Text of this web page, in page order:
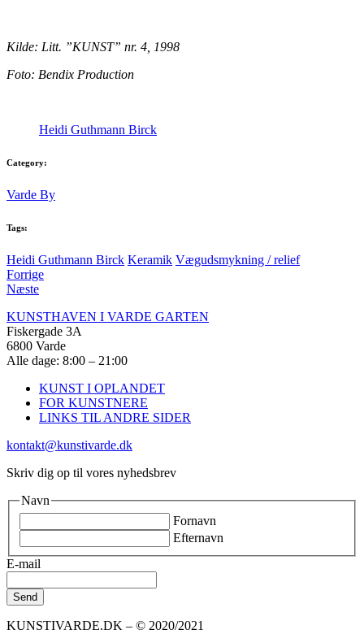
Kilde: Litt. ”KUNST” nr. 4, 1998
Foto: Bendix Production
Heidi Guthmann Birck
Category:
Varde By
Tags:
Heidi Guthmann Birck Keramik Vægudsmykning / relief
Forrige
Næste
KUNSTHAVEN I VARDE GARTEN
Fiskergade 3A
6800 Varde
Alle dage: 8:00 – 21:00
KUNST I OPLANDET
FOR KUNSTNERE
LINKS TIL ANDRE SIDER
kontakt@kunstivarde.dk
Skriv dig op til vores nyhedsbrev
Navn
Fornavn
Efternavn
E-mail
KUNSTIVARDE.DK – © 2020/2021